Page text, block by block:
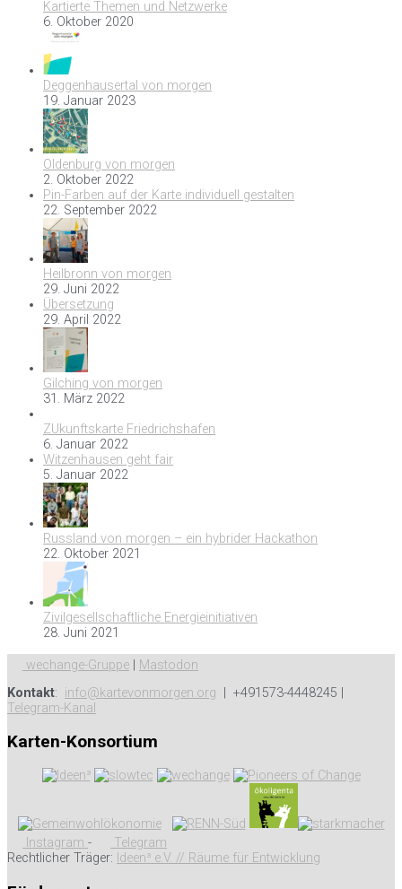
Kartierte Themen und Netzwerke
6. Oktober 2020
Deggenhausertal von morgen
19. Januar 2023
Oldenburg von morgen
2. Oktober 2022
Pin-Farben auf der Karte individuell gestalten
22. September 2022
Heilbronn von morgen
29. Juni 2022
Übersetzung
29. April 2022
Gilching von morgen
31. März 2022
ZUkunftskarte Friedrichshafen
6. Januar 2022
Witzenhausen geht fair
5. Januar 2022
Russland von morgen – ein hybrider Hackathon
22. Oktober 2021
Zivilgesellschaftliche Energieinitiativen
28. Juni 2021
wechange-Gruppe
Mastodon
Kontakt: info@kartevonmorgen.org | +491573-4448245 |
Telegram-Kanal
Karten-Konsortium
Instagram -
Telegram
Rechtlicher Träger: Ideen³ e.V. // Räume für Entwicklung